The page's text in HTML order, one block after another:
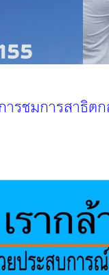
รชมการสาธิต